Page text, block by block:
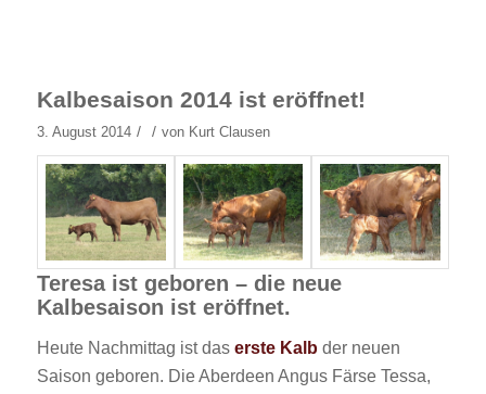
Kalbesaison 2014 ist eröffnet!
3. August 2014 / / von Kurt Clausen
Teresa ist geboren – die neue
Kalbesaison ist eröffnet.
Heute Nachmittag ist das erste Kalb der neuen
Saison geboren. Die Aberdeen Angus Färse Tessa,